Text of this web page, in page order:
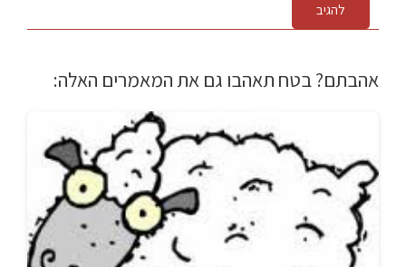
להגיב
אהבתם? בטח תאהבו גם את המאמרים האלה: